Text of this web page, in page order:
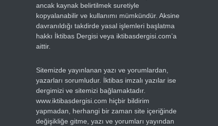
ancak kaynak belirtilmek suretiyle
kopyalanabilir ve kullanımı mümkündür. Aksine
davranıldığı takdirde yasal işlemleri başlatma
hakkı İktibas Dergisi veya iktibasdergisi.com’a
aittir.
Sitemizde yayınlanan yazı ve yorumlardan,
yazarları sorumludur. İktibas imzalı yazılar ise
dergimizi ve sitemizi bağlamaktadır.
www.iktibasdergisi.com hiçbir bildirim
yapmadan, herhangi bir zaman site içeriğinde
değişikliğe gitme, yazı ve yorumları yayından